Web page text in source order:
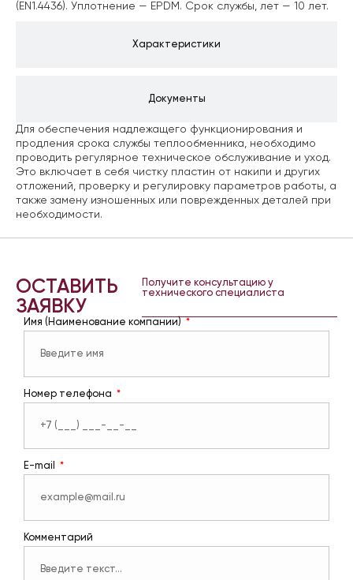
Характеристики
Документы
(EN1.4436). Уплотнение — EPDM. Срок службы, лет — 10 лет.
Для обеспечения надлежащего функционирования и
продления срока службы теплообменника, необходимо
проводить регулярное техническое обслуживание и уход.
Это включает в себя чистку пластин от накипи и других
отложений, проверку и регулировку параметров работы, а
также замену изношенных или поврежденных деталей при
необходимости.
ОСТАВИТЬ
ЗАЯВКУ
Получите консультацию у
технического специалиста
Имя (Наименование компании)
Номер телефона
E-mail
Комментарий